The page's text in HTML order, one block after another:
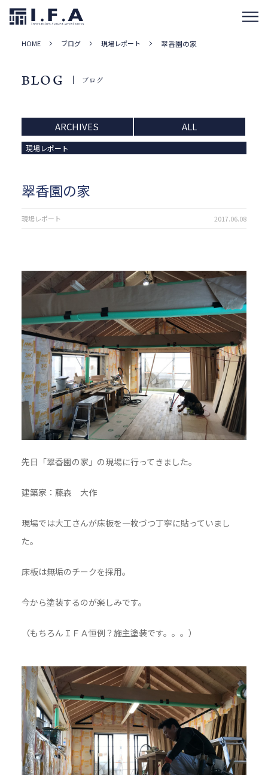
HOME ブログ 現場レポート 翠香園の家
BLOG ブログ
ARCHIVES ALL
現場レポート
翠香園の家
現場レポート 2017.06.08
先日「翠香園の家」の現場に行ってきました。
建築家：藤森 大作
現場では大工さんが床板を一枚づつ丁寧に貼っていまし
た。
床板は無垢のチークを採用。
今から塗装するのが楽しみです。
（もちろんＩＦＡ恒例？施主塗装です。。。）